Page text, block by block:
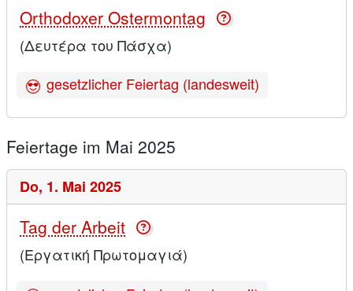
Orthodoxer Ostermontag
(Δευτέρα του Πάσχα)
gesetzlicher Feiertag (landesweit)
Feiertage im Mai 2025
Do, 1. Mai 2025
Tag der Arbeit
(Εργατική Πρωτομαγιά)